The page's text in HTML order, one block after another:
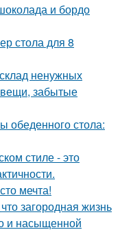
и бордо
стола для 8
ненужных
забытые
обеденного стола:
стиле - это
мечта!
загородная жизнь
и насыщенной